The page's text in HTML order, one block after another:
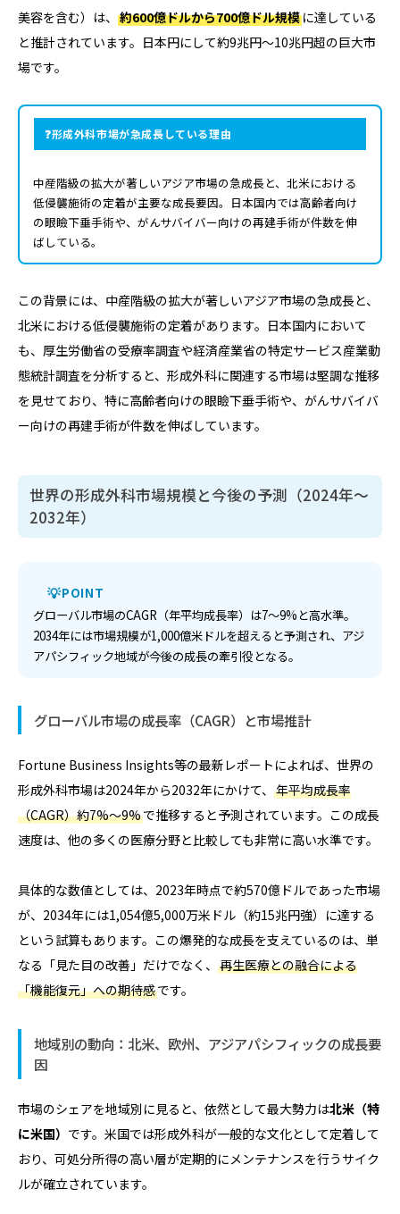
美容を含む）は、 約600億ドルから700億ドル規模に達している
と推計されています。日本円にして約9兆円〜10兆円超の巨大市
場です。
形成外科市場が急成長している理由
中産階級の拡大が著しいアジア市場の急成長と、北米における
低侵襲施術の定着が主要な成長要因。日本国内では高齢者向け
の眼瞼下垂手術や、がんサバイバー向けの再建手術が件数を伸
ばしている。
この背景には、中産階級の拡大が著しいアジア市場の急成長と、
北米における低侵襲施術の定着があります。日本国内において
も、厚生労働省の受療率調査や経済産業省の特定サービス産業動
態統計調査を分析すると、形成外科に関連する市場は堅調な推移
を見せており、特に高齢者向けの眼瞼下垂手術や、がんサバイバ
ー向けの再建手術が件数を伸ばしています。
世界の形成外科市場規模と今後の予測（2024年〜
2032年）
POINT
グローバル市場のCAGR（年平均成長率）は7〜9%と高水準。
2034年には市場規模が1,000億米ドルを超えると予測され、アジ
アパシフィック地域が今後の成長の牽引役となる。
グローバル市場の成長率（CAGR）と市場推計
Fortune Business Insights等の最新レポートによれば、世界の
形成外科市場は2024年から2032年にかけて、
年平均成長率
（CAGR）約7%〜9%で推移すると予測されています。この成長
速度は、他の多くの医療分野と比較しても非常に高い水準です。
具体的な数値としては、2023年時点で約570億ドルであった市場
が、2034年には1,054億5,000万米ドル（約15兆円強）に達する
という試算もあります。この爆発的な成長を支えているのは、単
なる「見た目の改善」だけでなく、
再生医療との融合による
「機能復元」への期待感です。
地域別の動向：北米、欧州、アジアパシフィックの成長要
因
市場のシェアを地域別に見ると、依然として最大勢力は北米（特
に米国） です。米国では形成外科が一般的な文化として定着して
おり、可処分所得の高い層が定期的にメンテナンスを行うサイク
ルが確立されています。